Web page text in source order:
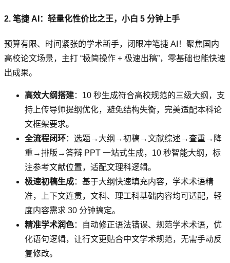
2. 笔捷 AI：轻量化性价比之王，小白 5 分钟上手
预算有限、时间紧张的学术新手，闭眼冲笔捷 AI！聚焦国内
高校论文场景，主打 “极简操作 + 极速出稿”，零基础也能快速
出成果。
高效大纲搭建：10 秒生成符合高校规范的三级大纲，支
持上传导师提纲优化，避免结构失衡，完美适配本科论
文框架要求。
全流程闭环：选题→大纲→初稿→文献综述→查重→降
重→排版→答辩 PPT 一站式生成，10 秒智能大纲，标
注参考文献位置，适配文理科逻辑。
极速初稿生成：基于大纲快速填充内容，学术术语精
准，上下文连贯，文科、理工科基础内容均可适配，轻
度内容需求 30 分钟搞定。
精准学术润色：自动修正语法错误、规范学术术语，优
化语句逻辑，让行文更贴合中文学术规范，无需手动反
复修改。